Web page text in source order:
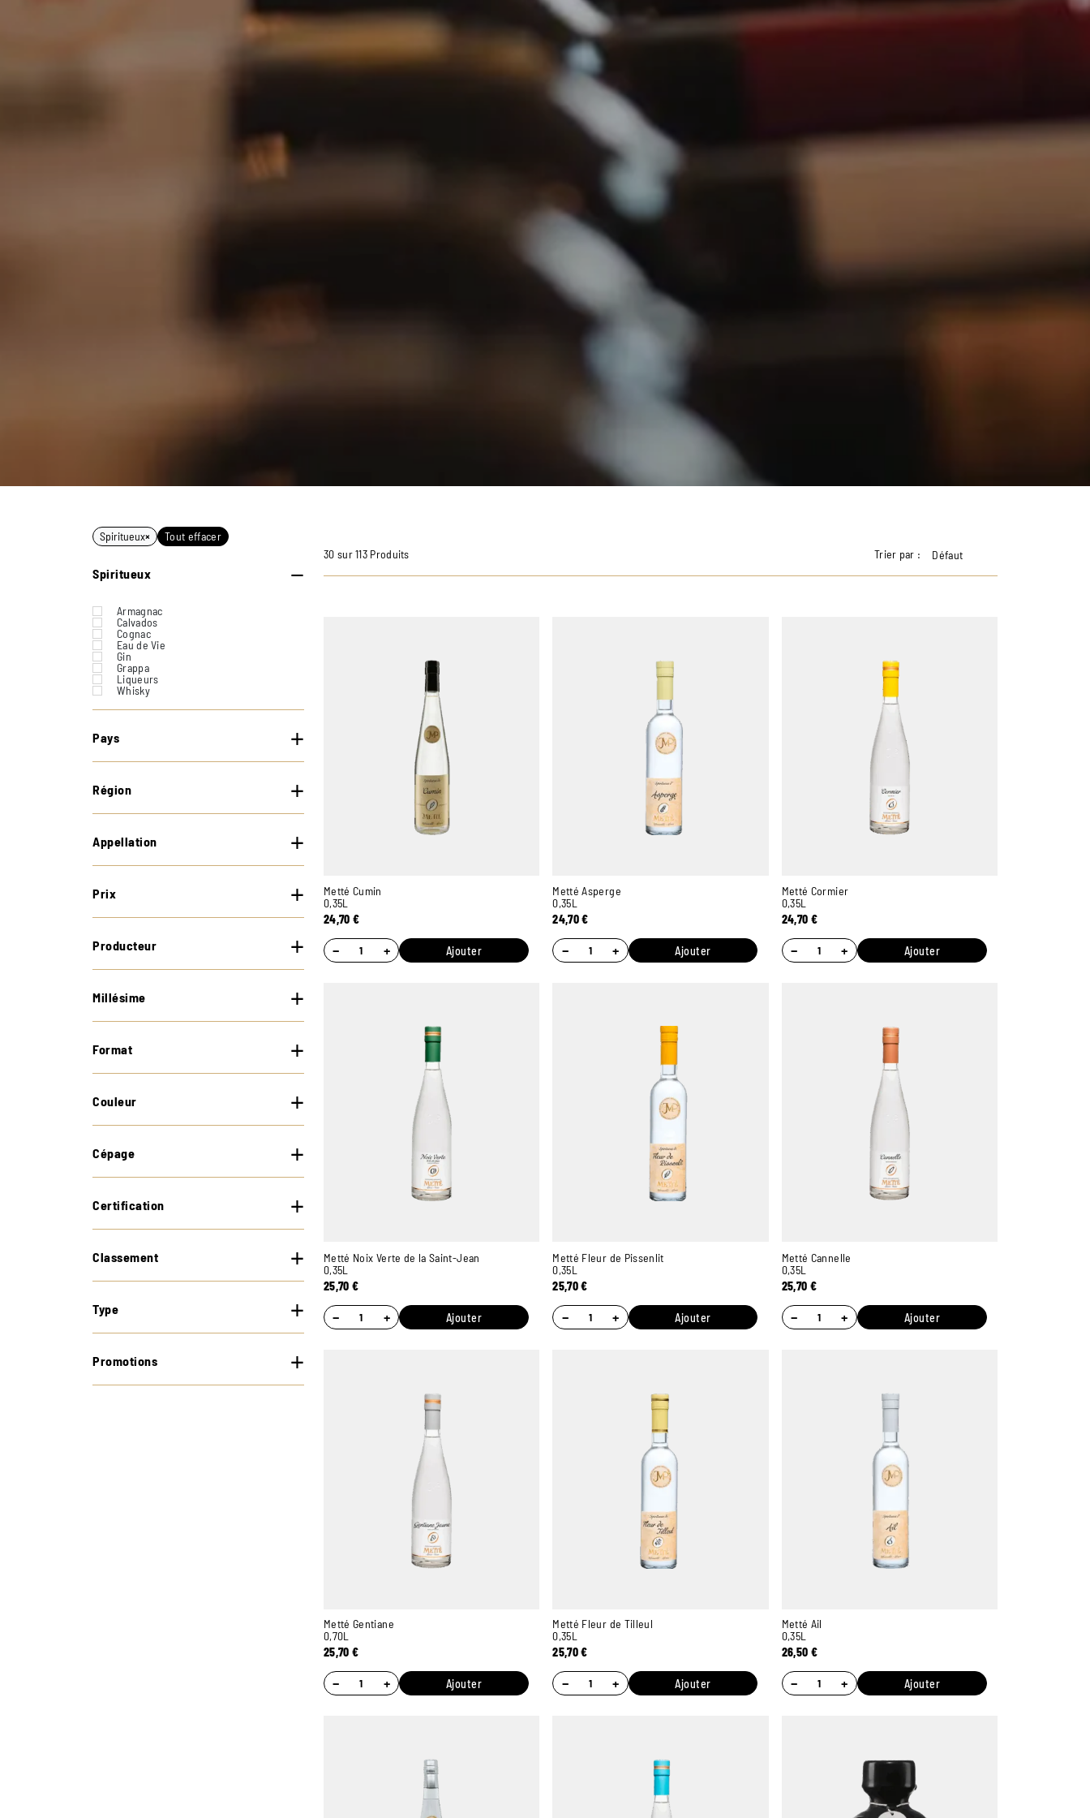
Spiritueux× Tout effacer
Spiritueux
Armagnac
Calvados
Cognac
Eau de Vie
Gin
Grappa
Liqueurs
Whisky
Pays
Région
Appellation
Prix
Producteur
Millésime
Format
Couleur
Cépage
Certification
Classement
Type
Promotions
30 sur 113 Produits Trier par : Défaut
Metté Cumin
0,35L
24,70€
− + Ajouter
Metté Asperge
0,35L
24,70€
− + Ajouter
Metté Cormier
0,35L
24,70 €
− + Ajouter
Metté Noix Verte de la Saint-Jean
0,35L
25,70€
− + Ajouter
Metté Fleur de Pissenlit
0,35L
25,70€
− + Ajouter
Metté Cannelle
0,35L
25,70 €
− + Ajouter
Metté Gentiane
0,70L
25,70€
− + Ajouter
Metté Fleur de Tilleul
0,35L
25,70€
− + Ajouter
Metté Ail
0,35L
26,50 €
− + Ajouter